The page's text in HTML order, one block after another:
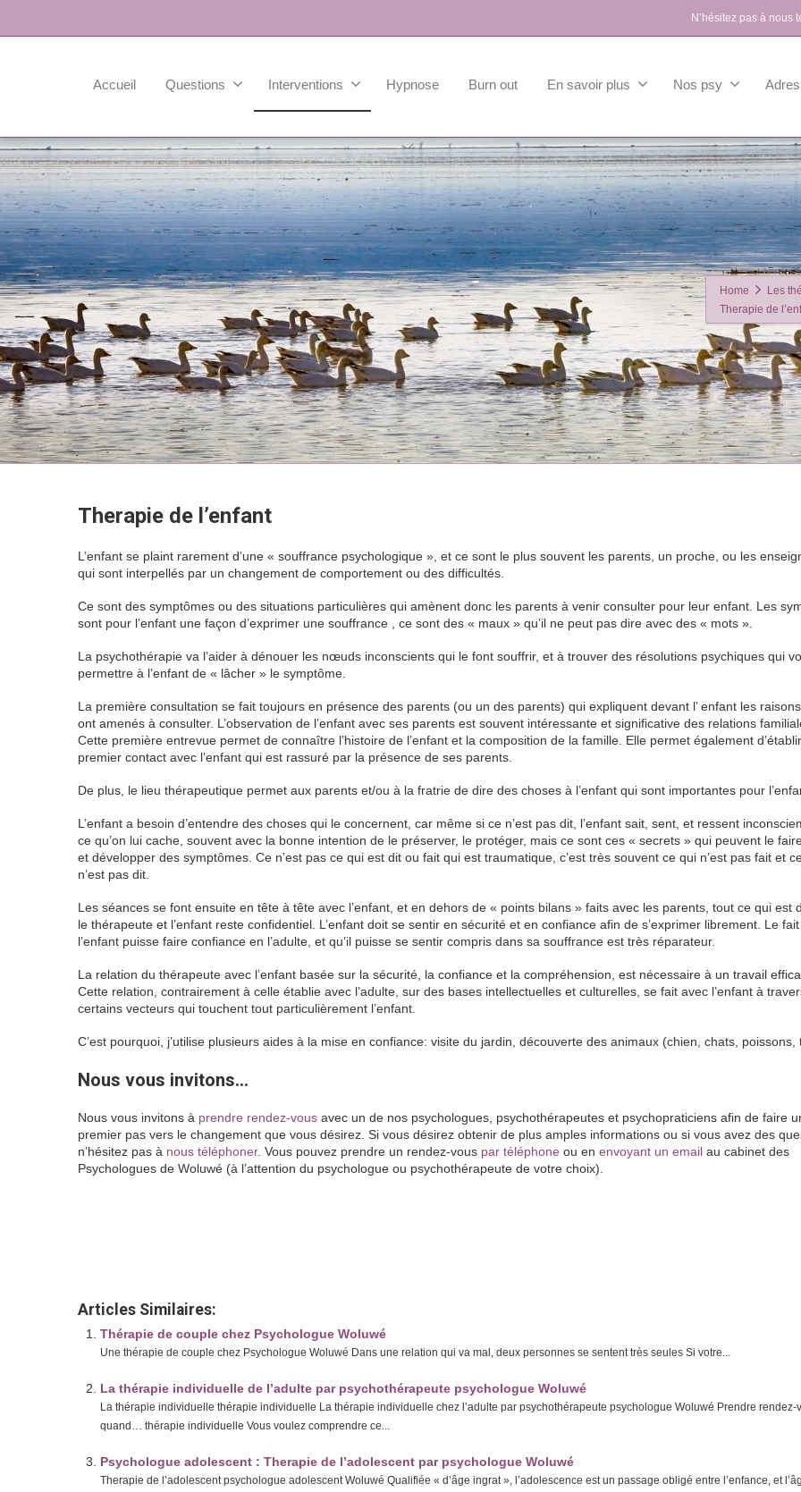
N’hésitez pas à nous
Accueil Questions Interventions Hypnose Burn out En savoir plus Nos psy
Home
Les
Therapie de
Therapie de l’enfant
L’enfant se plaint rarement d’une « souffrance psychologique », et ce sont le plus souvent les parents, un proche, ou les
qui sont interpellés par un changement de comportement ou des difficultés.
Ce sont des symptômes ou des situations particulières qui amènent donc les parents à venir consulter pour leur enfant. Les
sont pour l’enfant une façon d’exprimer une souffrance , ce sont des « maux » qu’il ne peut pas dire avec des « mots ».
La psychothérapie va l’aider à dénouer les nœuds inconscients qui le font souffrir, et à trouver des résolutions psychiques qui
permettre à l’enfant de « lâcher » le symptôme.
La première consultation se fait toujours en présence des parents (ou un des parents) qui expliquent devant l’ enfant les
ont amenés à consulter. L’observation de l’enfant avec ses parents est souvent intéressante et significative des relations
Cette première entrevue permet de connaître l’histoire de l’enfant et la composition de la famille. Elle permet également
premier contact avec l’enfant qui est rassuré par la présence de ses parents.
De plus, le lieu thérapeutique permet aux parents et/ou à la fratrie de dire des choses à l’enfant qui sont importantes pour
L’enfant a besoin d’entendre des choses qui le concernent, car même si ce n’est pas dit, l’enfant sait, sent, et ressent
ce qu’on lui cache, souvent avec la bonne intention de le préserver, le protéger, mais ce sont ces « secrets » qui peuvent le
et développer des symptômes. Ce n’est pas ce qui est dit ou fait qui est traumatique, c’est très souvent ce qui n’est pas fait et
n’est pas dit.
Les séances se font ensuite en tête à tête avec l’enfant, et en dehors de « points bilans » faits avec les parents, tout ce qui est
le thérapeute et l’enfant reste confidentiel. L’enfant doit se sentir en sécurité et en confiance afin de s’exprimer librement. Le
l’enfant puisse faire confiance en l’adulte, et qu’il puisse se sentir compris dans sa souffrance est très réparateur.
La relation du thérapeute avec l’enfant basée sur la sécurité, la confiance et la compréhension, est nécessaire à un travail
Cette relation, contrairement à celle établie avec l’adulte, sur des bases intellectuelles et culturelles, se fait avec l’enfant à
certains vecteurs qui touchent tout particulièrement l’enfant.
C’est pourquoi, j’utilise plusieurs aides à la mise en confiance: visite du jardin, découverte des animaux (chien, chats, poissons,
Nous vous invitons…
Nous vous invitons à prendre rendez-vous avec un de nos psychologues, psychothérapeutes et psychopraticiens afin de faire
premier pas vers le changement que vous désirez. Si vous désirez obtenir de plus amples informations ou si vous avez des
n’hésitez pas à nous téléphoner. Vous pouvez prendre un rendez-vous par téléphone ou en envoyant un email au cabinet des
Psychologues de Woluwé (à l’attention du psychologue ou psychothérapeute de votre choix).
Articles Similaires:
Thérapie de couple chez Psychologue Woluwé
Une thérapie de couple chez Psychologue Woluwé Dans une relation qui va mal, deux personnes se sentent très seules Si votre...
La thérapie individuelle de l’adulte par psychothérapeute psychologue Woluwé
La thérapie individuelle thérapie individuelle La thérapie individuelle chez l’adulte par psychothérapeute psychologue Woluwé Prendre rendez-
quand… thérapie individuelle Vous voulez comprendre ce...
Psychologue adolescent : Therapie de l’adolescent par psychologue Woluwé
Therapie de l’adolescent psychologue adolescent Woluwé Qualifiée « d’âge ingrat », l’adolescence est un passage obligé entre l’enfance, et